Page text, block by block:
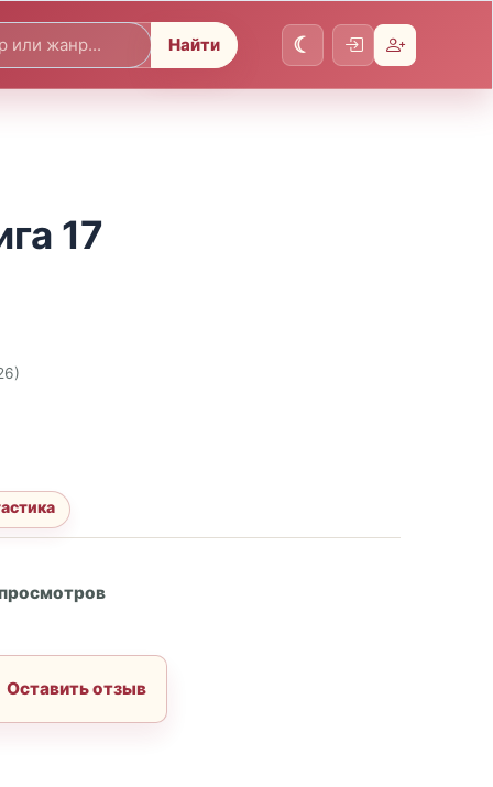
Найти
17
Оставить отзыв